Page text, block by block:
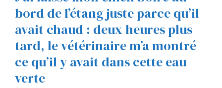
bord de l’étang juste parce qu’il
avait chaud : deux heures plus
tard, le vétérinaire m’a montré
ce qu’il y avait dans cette eau
verte